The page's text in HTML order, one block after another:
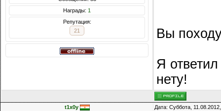
Награды: 1
Репутация:
21
Вы
Я
нету!
t1x0y Дата: Суббота,